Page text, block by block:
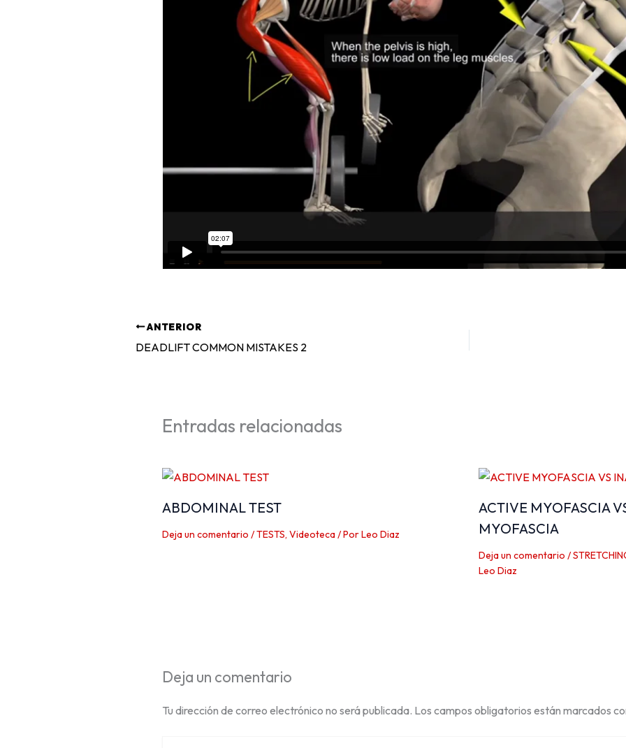
ANTERIOR
DEADLIFT COMMON MISTAKES 2
Entradas relacionadas
ABDOMINAL TEST
Deja un comentario /TESTS, Videoteca/ PorLeo Diaz
ACTIVE MYOFASCIA
MYOFASCIA
Deja un comentario /
Leo Diaz
Deja un comentario
Tu dirección de correo electrónico no será publicada. Los campos obligatorios están marcados